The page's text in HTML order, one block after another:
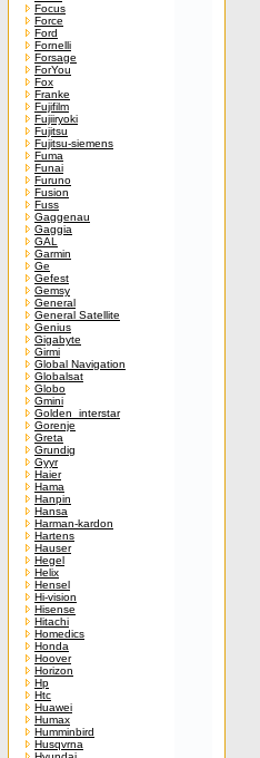
Focus
Force
Ford
Fornelli
Forsage
ForYou
Fox
Franke
Fujifilm
Fujiiryoki
Fujitsu
Fujitsu-siemens
Fuma
Funai
Furuno
Fusion
Fuss
Gaggenau
Gaggia
GAL
Garmin
Ge
Gefest
Gemsy
General
General Satellite
Genius
Gigabyte
Girmi
Global Navigation
Globalsat
Globo
Gmini
Golden_interstar
Gorenje
Greta
Grundig
Gyyr
Haier
Hama
Hanpin
Hansa
Harman-kardon
Hartens
Hauser
Hegel
Helix
Hensel
Hi-vision
Hisense
Hitachi
Homedics
Honda
Hoover
Horizon
Hp
Htc
Huawei
Humax
Humminbird
Husqvrna